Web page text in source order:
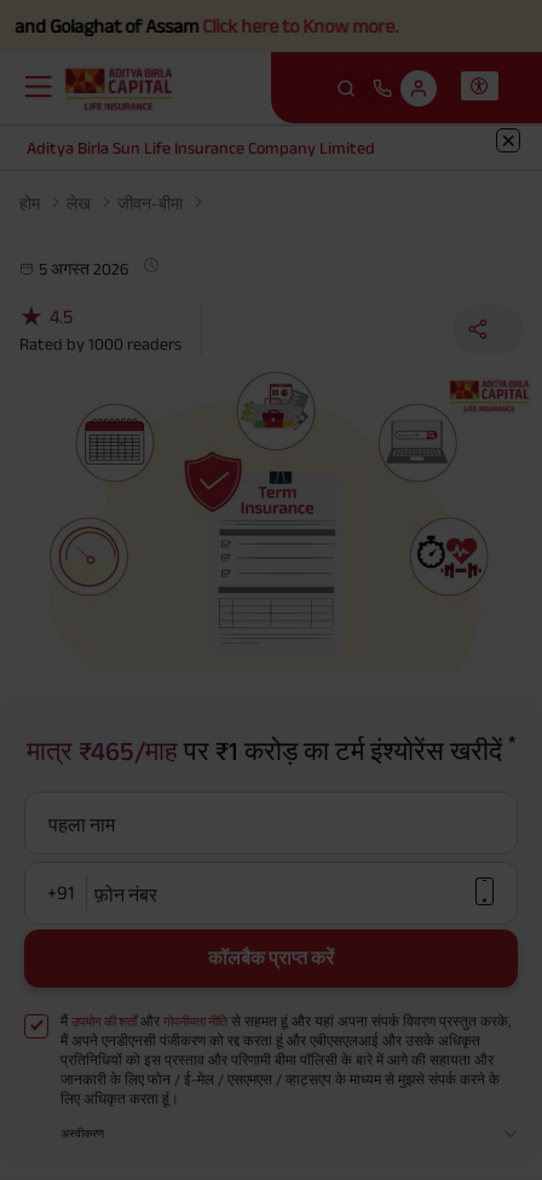
Golaghat of AssamClick here to Know more.
Aditya Birla Sun Life Insurance Company Limited
होम लेख जीवन-बीमा
5 अगस्त 2026
★ 4.5
Rated by 1000 readers
मात्र ₹465/माहपर ₹1 करोड़ का टर्म इंश्योरेंस खरीदें *
पहला नाम
+91 फ़ोन नंबर
कॉलबैक प्राप्त करें
मैं उपयोग की शर्तोंऔर गोपनीयता नीति से सहमत हूं और यहां अपना संपर्क विवरण प्रस्तुत करके,
मैं अपने एनडीएनसी पंजीकरण को रद्द करता हूं और एबीएसएलआई और उसके अधिकृत
प्रतिनिधियों को इस प्रस्ताव और परिणामी बीमा पॉलिसी के बारे में आगे की सहायता और
जानकारी के लिए फोन / ई-मेल / एसएमएस / व्हाट्सएप के माध्यम से मुझसे संपर्क करने के
लिए अधिकृत करता हूं।
अस्वीकरण